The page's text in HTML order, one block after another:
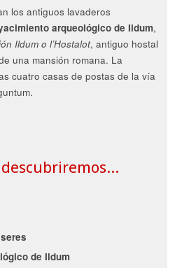
los antiguos lavaderos
arqueológico de Ildum,
Ildum o l’Hostalot, antiguo hostal
una mansión romana. La
cuatro casas de postas de la vía
de Ildum